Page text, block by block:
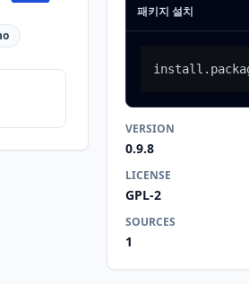
패키지 설치
VERSION
0.9.8
LICENSE
GPL-2
SOURCES
1